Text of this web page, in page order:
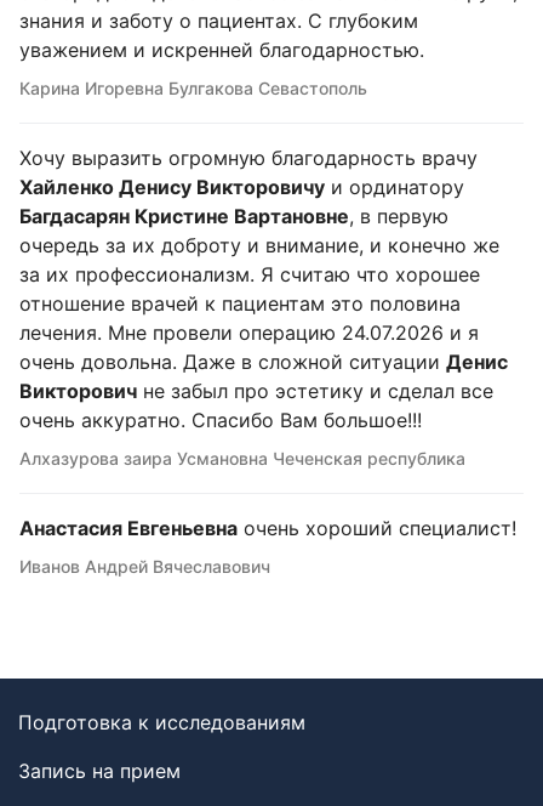
знания и заботу о пациентах. С глубоким
уважением и искренней благодарностью.
Карина Игоревна Булгакова Севастополь
Хочу выразить огромную благодарность врачу
Хайленко Денису Викторовичу и ординатору
Багдасарян Кристине Вартановне, в первую
очередь за их доброту и внимание, и конечно же
за их профессионализм. Я считаю что хорошее
отношение врачей к пациентам это половина
лечения. Мне провели операцию 24.07.2026 и я
очень довольна. Даже в сложной ситуации Денис
Викторович не забыл про эстетику и сделал все
очень аккуратно. Спасибо Вам большое!!!
Алхазурова заира Усмановна Чеченская республика
Анастасия Евгеньевна очень хороший специалист!
Иванов Андрей Вячеславович
Подготовка к исследованиям
Запись на прием